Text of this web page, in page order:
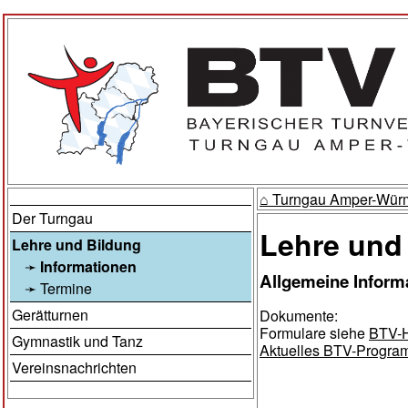
Der Turngau
Lehre und Bildung
Informationen
Termine
Gerätturnen
Gymnastik und Tanz
Vereinsnachrichten
⌂ Turngau Amper-
Lehre
Allgemeine
Dokumente:
Formulare siehe BTV-
Aktuelles BTV-